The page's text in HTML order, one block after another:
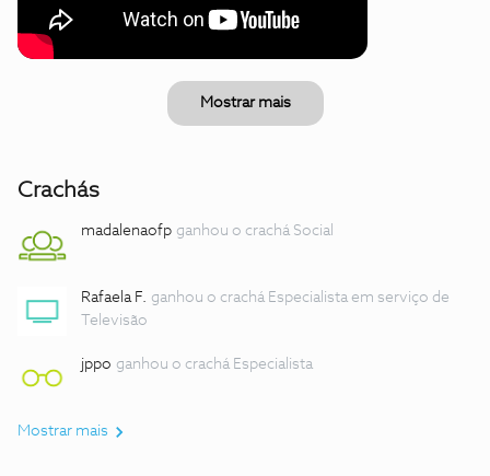
Mostrar mais
Crachás
madalenaofp ganhou o crachá Social
Rafaela F. ganhou o crachá Especialista em serviço de
Televisão
jppo ganhou o crachá Especialista
Mostrar mais